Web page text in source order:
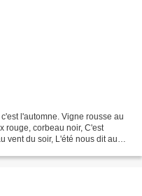
l'automne. Vigne rousse au
rouge, corbeau noir, C'est
vent du soir, L'été nous dit au